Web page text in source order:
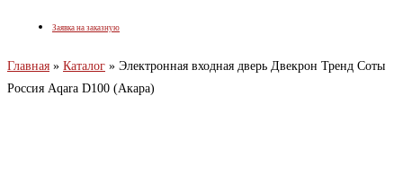
Заявка на заказную
Главная » Каталог » Электронная входная дверь Двекрон Тренд Соты
Россия Aqara D100 (Акара)